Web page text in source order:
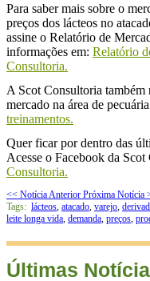
Para saber mais sobre o
preços dos lácteos no
assine o Relatório de
informações em: Relatório
Consultoria.
A Scot Consultoria também
mercado na área de
treinamentos.
Quer ficar por dentro das
Acesse o Facebook da Scot
Consultoria.
<< Notícia Anterior Próxima Notícia
Tags: lácteos, atacado, varejo,
leite longa vida, demanda, preços,
Últimas